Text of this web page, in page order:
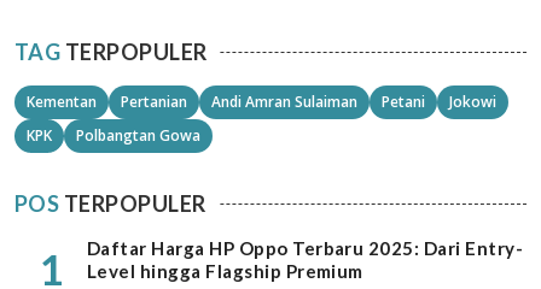
TAG TERPOPULER
Kementan Pertanian Andi Amran Sulaiman Petani
Jokowi
KPK
Polbangtan Gowa
POS TERPOPULER
1
Daftar Harga HP Oppo Terbaru 2025: Dari Entry-
Level hingga Flagship Premium